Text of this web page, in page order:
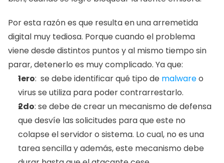
Por esta razón es que resulta en una arremetida
digital muy tediosa. Porque cuando el problema
viene desde distintos puntos y al mismo tiempo sin
parar, detenerlo es muy complicado. Ya que:
1ero:  se debe identificar qué tipo de malware o
virus se utiliza para poder contrarrestarlo.
2do: se debe de crear un mecanismo de defensa
que desvíe las solicitudes para que este no
colapse el servidor o sistema. Lo cual, no es una
tarea sencilla y además, este mecanismo debe